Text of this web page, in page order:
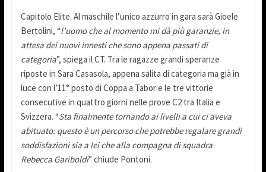
Capitolo Elite. Al maschile l’unico azzurro in gara sarà Gioele
Bertolini, “l’uomo che al momento mi dà più garanzie, in
attesa dei nuovi innesti che sono appena passati di
categoria”, spiega il CT. Tra le ragazze grandi speranze
riposte in Sara Casasola, appena salita di categoria ma già in
luce con l’11° posto di Coppa a Tabor e le tre vittorie
consecutive in quattro giorni nelle prove C2 tra Italia e
Svizzera. “Sta finalmente tornando ai livelli a cui ci aveva
abituato: questo è un percorso che potrebbe regalare grandi
soddisfazioni sia a lei che alla compagna di squadra
Rebecca Gariboldi” chiude Pontoni.